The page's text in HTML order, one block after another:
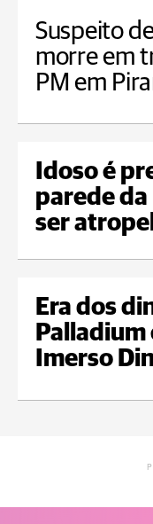
Suspeito
morre em
PM em
Idoso é
parede
ser
Era dos
Imerso